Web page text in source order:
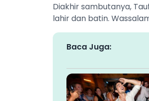
Diakhir sambutanya,
lahir dan batin.
Baca Juga: